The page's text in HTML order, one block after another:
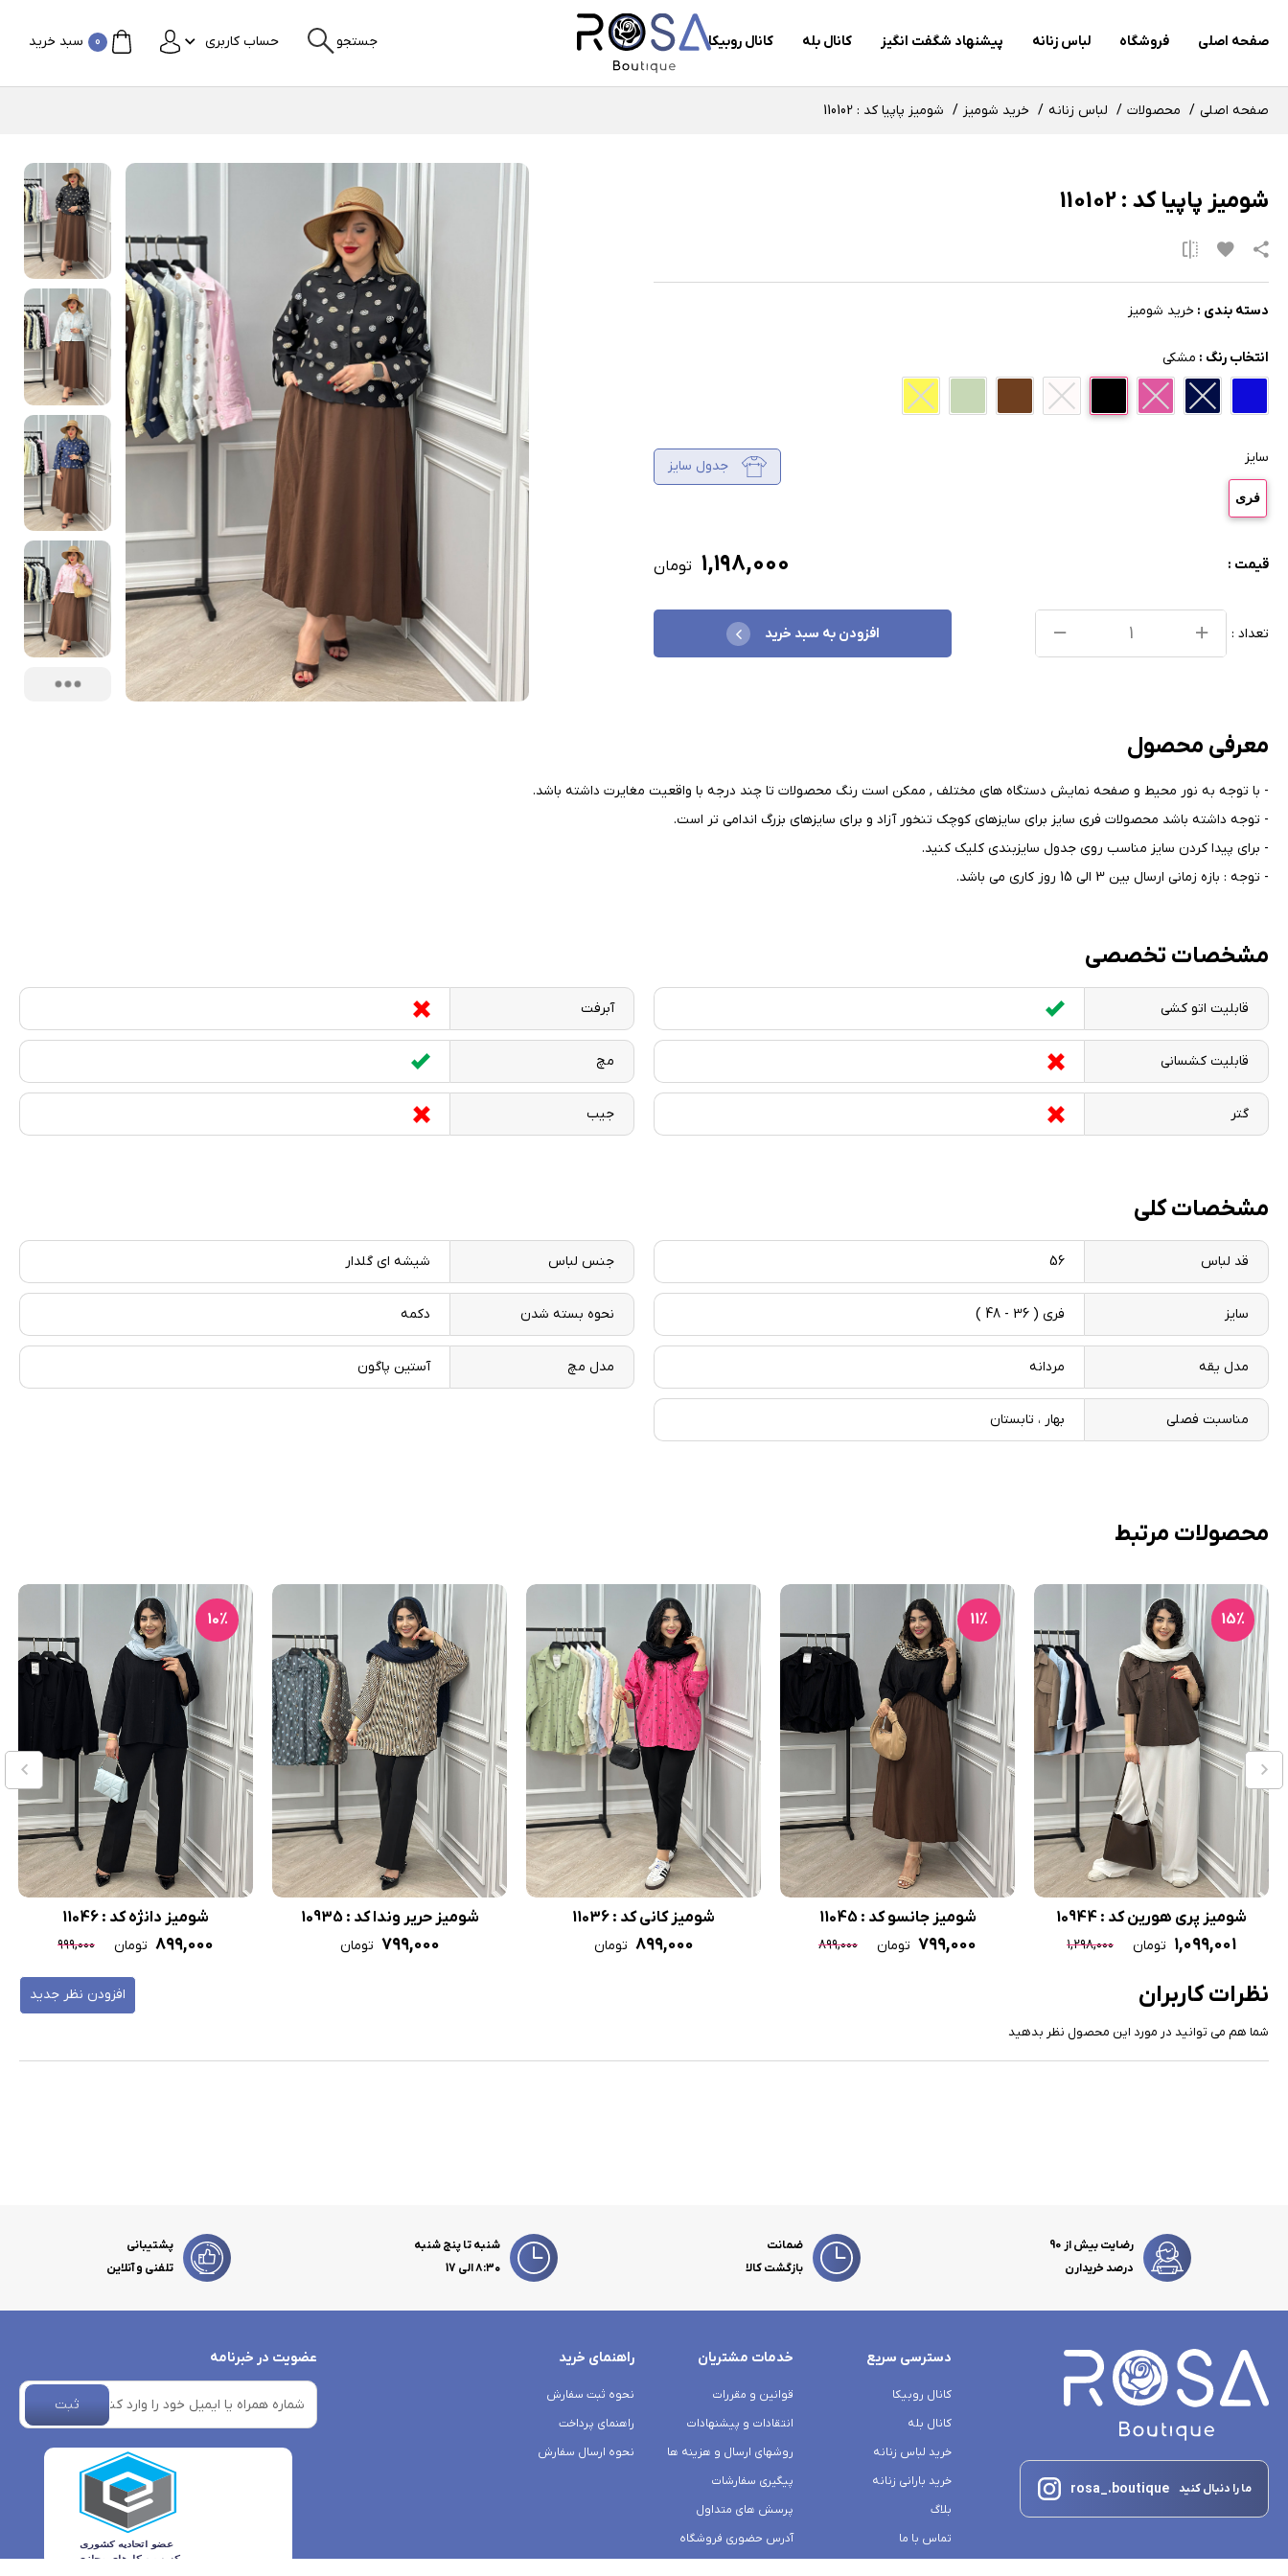
صفحه اصلی فروشگاه لباس زنانه پیشنهاد شگفت انگیز کانال بله کانال روبیکا جستجو حساب کاربری سبد خرید 0
صفحه اصلی محصولات لباس زنانه خرید شومیز شومیز پاپیا کد : 110102
شومیز پاپیا کد : 110102
دسته بندی : خرید شومیز
انتخاب رنگ : مشکی
سایز جدول سایز
فری
قیمت : ۱,۱۹۸,۰۰۰ تومان
تعداد : افزودن به سبد خرید
معرفی محصول
- با توجه به نور محیط و صفحه نمایش دستگاه های مختلف , ممکن است رنگ محصولات تا چند درجه با واقعیت مغایرت داشته باشد.
- توجه داشته باشد محصولات فری سایز برای سایزهای کوچک تنخور آزاد و برای سایزهای بزرگ اندامی تر است.
- برای پیدا کردن سایز مناسب روی جدول سایزبندی کلیک کنید.
- توجه : بازه زمانی ارسال بین 3 الی 15 روز کاری می باشد.
مشخصات تخصصی
قابلیت اتو کشی آبرفت
قابلیت کشسانی مچ
گتر جیب
مشخصات کلی
قد لباس 56 جنس لباس شیشه ای گلدار
سایز فری ( 36 - 48 ) نحوه بسته شدن دکمه
مدل یقه مردانه مدل مچ آستین پاگون
مناسبت فصلی بهار ، تابستان
محصولات مرتبط
15٪
شومیز پری هورین کد : 10944
۱,۰۹۹,۰۰۱ تومان ۱,۲۹۸,۰۰۰
11٪
شومیز جانسو کد : 11045
۷۹۹,۰۰۰ تومان ۸۹۹,۰۰۰
شومیز کانی کد : 11036
۸۹۹,۰۰۰ تومان
شومیز حریر وندا کد : 10935
۷۹۹,۰۰۰ تومان
10٪
شومیز دانژه کد : 11046
۸۹۹,۰۰۰ تومان ۹۹۹,۰۰۰
نظرات کاربران افزودن نظر جدید
شما هم می توانید در مورد این محصول نظر بدهید
رضایت بیش از 90
درصد خریدارن
ضمانت
بازگشت کالا
شنبه تا پنج شنبه
۸:۳۰ الی 17
پشتیبانی
تلفنی و آنلاین
ما را دنبال کنید rosa_.boutique
دسترسی سریع
کانال روبیکا
کانال بله
خرید لباس زنانه
خرید بارانی زنانه
بلاگ
تماس با ما
خدمات مشتریان
قوانین و مقررات
انتقادات و پیشنهادات
روشهای ارسال و هزینه ها
پیگیری سفارشات
پرسش های متداول
آدرس حضوری فروشگاه
راهنمای خرید
نحوه ثبت سفارش
راهنمای پرداخت
نحوه ارسال سفارش
عضویت در خبرنامه
ثبت